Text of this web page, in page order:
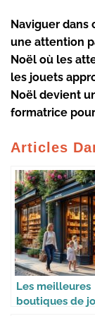
Naviguer dans
une attention
Noël où les
les jouets
Noël devient
formatrice
Articles
Les meilleures
boutiques de